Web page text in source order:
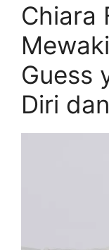
Chiara
Guess
Diri